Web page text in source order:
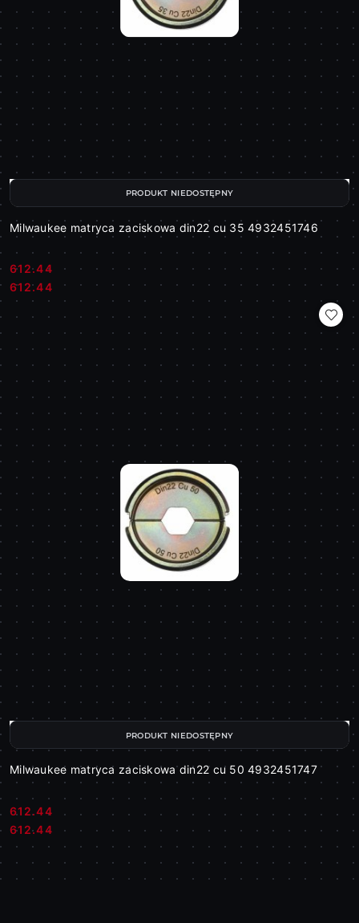
Milwaukee matryca zaciskowa din22 cu 35 4932451746
Cena:
612.44
Cena:
612.44
PRODUKT NIEDOSTĘPNY
Milwaukee matryca zaciskowa din22 cu 50 4932451747
Cena:
612.44
Cena:
612.44
PRODUKT NIEDOSTĘPNY